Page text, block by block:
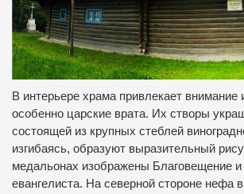
В интерьере храма привлекает внимание
особенно царские врата. Их створы
состоящей из крупных стеблей
изгибаясь, образуют выразительный
медальонах изображены Благовещение
евангелиста. На северной стороне нефа